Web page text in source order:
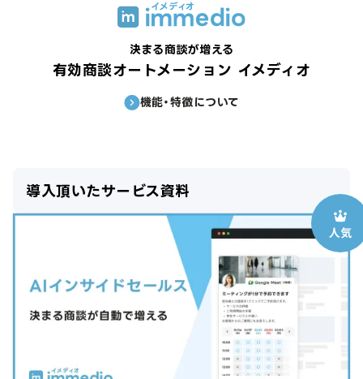
決まる商談が増える
有効商談オートメーション イメディオ
機能・特徴について
導入頂いたサービス資料